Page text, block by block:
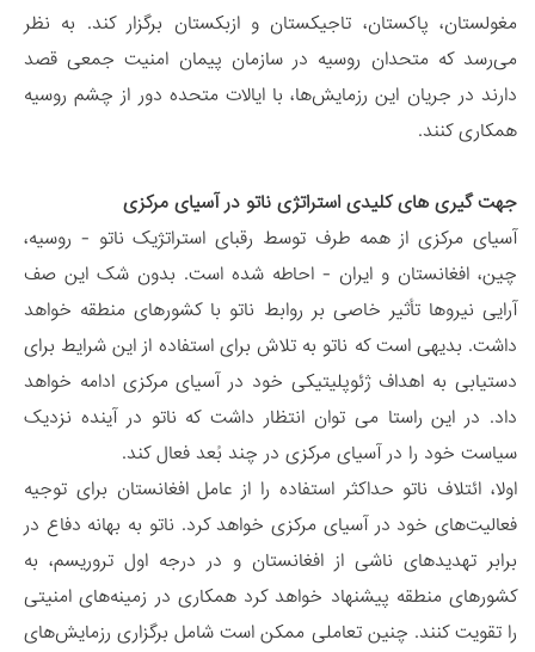
مغولستان، پاکستان، تاجیکستان و ازبکستان برگزار کند. به نظر
می‌رسد که متحدان روسیه در سازمان پیمان امنیت جمعی قصد
دارند در جریان این رزمایش‌ها، با ایالات متحده دور از چشم روسیه
همکاری کنند.
جهت گیری های کلیدی استراتژی ناتو در آسیای مرکزی
آسیای مرکزی از همه طرف توسط رقبای استراتژیک ناتو - روسیه،
چین، افغانستان و ایران - احاطه شده است. بدون شک این صف
آرایی نیروها تأثیر خاصی بر روابط ناتو با کشورهای منطقه خواهد
داشت. بدیهی است که ناتو به تلاش برای استفاده از این شرایط برای
دستیابی به اهداف ژئوپلیتیکی خود در آسیای مرکزی ادامه خواهد
داد. در این راستا می توان انتظار داشت که ناتو در آینده نزدیک
سیاست خود را در آسیای مرکزی در چند بُعد فعال کند.
اولا، ائتلاف ناتو حداکثر استفاده را از عامل افغانستان برای توجیه
فعالیت‌های خود در آسیای مرکزی خواهد کرد. ناتو به بهانه دفاع در
برابر تهدیدهای ناشی از افغانستان و در درجه اول تروریسم، به
کشورهای منطقه پیشنهاد خواهد کرد همکاری در زمینه‌های امنیتی
را تقویت کنند. چنین تعاملی ممکن است شامل برگزاری رزمایش‌های